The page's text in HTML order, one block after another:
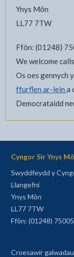
Ynys Môn
LL77 7TW
Ffôn: (01248)
We welcome
Os oes gennych
ffurflen ar-lein a
Democrataidd
Cyngor Sir Ynys
Swyddfeydd y
Llangefni
Ynys Môn
LL77 7TW
Ffôn: (01248)
Croesawir